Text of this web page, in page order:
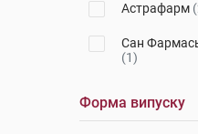
Астрафарм
Сан
(1)
Глаксо
Форма випуску